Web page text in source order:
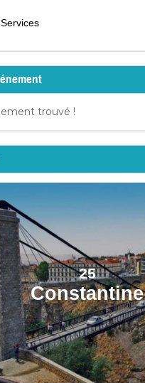
trouvé !
25
Constantine